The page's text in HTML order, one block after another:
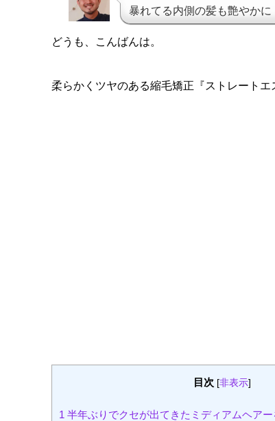
暴れてる内側の髪も艶やかに
どうも、こんばんは。
柔らかくツヤのある縮毛矯正『ストレート
目次 [非表示]
1 半年ぶりでクセが出てきたミディアムヘア